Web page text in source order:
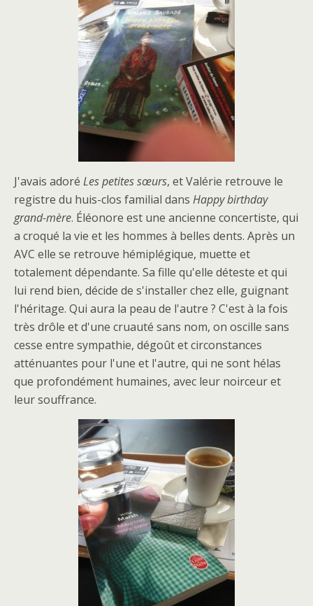
J'avais adoré Les petites sœurs, et Valérie retrouve le
registre du huis-clos familial dans Happy birthday
grand-mère. Éléonore est une ancienne concertiste, qui
a croqué la vie et les hommes à belles dents. Après un
AVC elle se retrouve hémiplégique, muette et
totalement dépendante. Sa fille qu'elle déteste et qui
lui rend bien, décide de s'installer chez elle, guignant
l'héritage. Qui aura la peau de l'autre ? C'est à la fois
très drôle et d'une cruauté sans nom, on oscille sans
cesse entre sympathie, dégoût et circonstances
atténuantes pour l'une et l'autre, qui ne sont hélas
que profondément humaines, avec leur noirceur et
leur souffrance.